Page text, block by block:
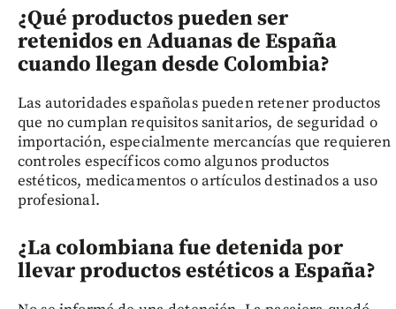
¿Qué productos pueden ser
retenidos en Aduanas de España
cuando llegan desde Colombia?
Las autoridades españolas pueden retener productos
que no cumplan requisitos sanitarios, de seguridad o
importación, especialmente mercancías que requieren
controles específicos como algunos productos
estéticos, medicamentos o artículos destinados a uso
profesional.
¿La colombiana fue detenida por
llevar productos estéticos a España?